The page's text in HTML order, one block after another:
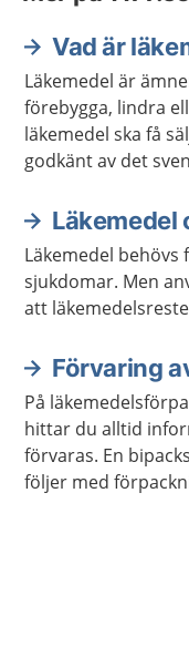
Vad är
Läkemedel är
förebygga, lindra
läkemedel ska få
godkänt av det
Läkemedel
Läkemedel
sjukdomar. Men
att
Förvaring
På
hittar du alltid
förvaras. En
följer med